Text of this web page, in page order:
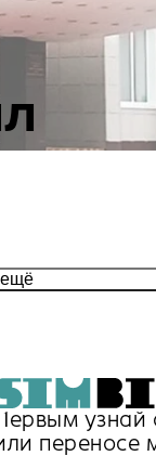
ещё
узнай
переносе